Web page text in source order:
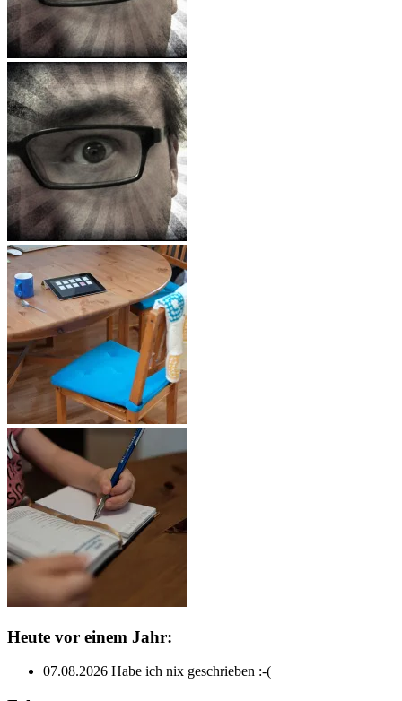
Heute vor einem Jahr:
07.08.2026 Habe ich nix geschrieben :-(